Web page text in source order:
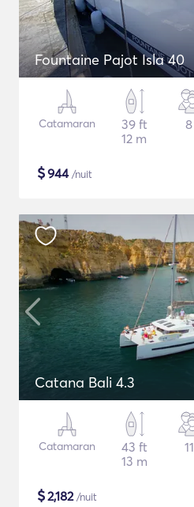
Fountaine Pajot Isla 40
Catamaran
39 ft
12 m
8
$944/nuit
Catana Bali 4.3
Catamaran
43 ft
13 m
11
$2,182/nuit